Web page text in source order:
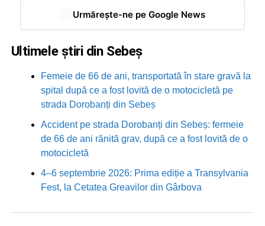
Urmărește-ne pe Google News
Ultimele știri din Sebeș
Femeie de 66 de ani, transportată în stare gravă la
spital după ce a fost lovită de o motocicletă pe
strada Dorobanți din Sebeș
Accident pe strada Dorobanți din Sebeș: fermeie
de 66 de ani rănită grav, după ce a fost lovită de o
motocicletă
4–6 septembrie 2026: Prima ediție a Transylvania
Fest, la Cetatea Greavilor din Gârbova